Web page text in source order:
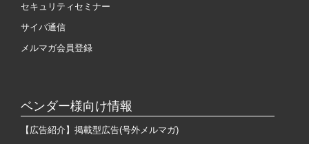
セキュリティセミナー
サイバ通信
メルマガ会員登録
ベンダー様向け情報
【広告紹介】掲載型広告(号外メルマガ)